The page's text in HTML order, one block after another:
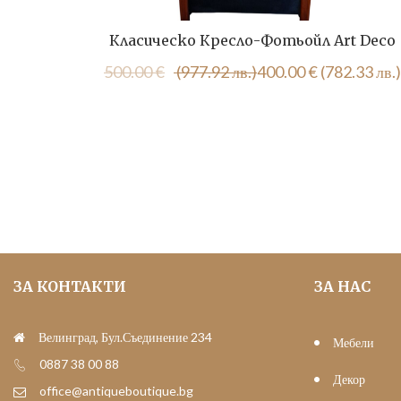
Класическо Кресло-Фотьойл Art Deco
500.00€ (977.92 лв.)Original
400.00€(782.33 лв.)
Текущата
ЗА КОНТАКТИ
Велинград, Бул.Съединение 234
0887 38 00 88
office@antiqueboutique.bg
ЗА НАС
Мебели
Декор